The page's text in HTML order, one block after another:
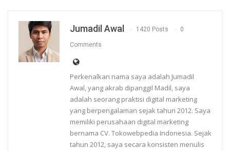
Jumadil Awal 1420 Posts 0
Comments
Perkenalkan nama saya adalah Jumadil
Awal, yang akrab dipanggil Madil, saya
adalah seorang praktisi digital marketing
yang berpengalaman sejak tahun 2012. Saya
memiliki perusahaan digital marketing
bernama CV. Tokowebpedia Indonesia. Sejak
tahun 2012, saya secara konsisten menulis